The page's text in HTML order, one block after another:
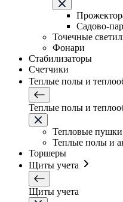
Садово-
Точечные
Фонари
Стабилизаторы
Счетчики
Теплые полы и
Теплые полы и
Тепловые
Теплые полы и
Торшеры
Щиты учета
Щиты учета